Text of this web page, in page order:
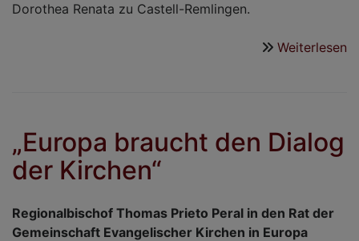
Dorothea Renata zu Castell-Remlingen.
Weiterlesen
„Europa braucht den Dialog
der Kirchen“
Regionalbischof Thomas Prieto Peral in den Rat der
Gemeinschaft Evangelischer Kirchen in Europa